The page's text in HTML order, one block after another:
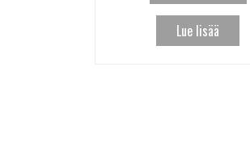
Lue lisää